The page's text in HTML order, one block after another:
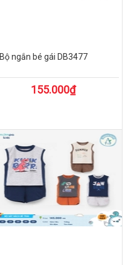
Bộ ngắn bé gái DB3477
155.000₫